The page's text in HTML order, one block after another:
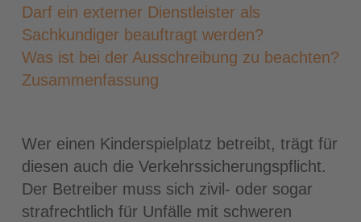
Darf ein externer Dienstleister als
Sachkundiger beauftragt werden?
Was ist bei der Ausschreibung zu beachten?
Zusammenfassung
Wer einen Kinderspielplatz betreibt, trägt für
diesen auch die Verkehrssicherungspflicht.
Der Betreiber muss sich zivil- oder sogar
strafrechtlich für Unfälle mit schweren